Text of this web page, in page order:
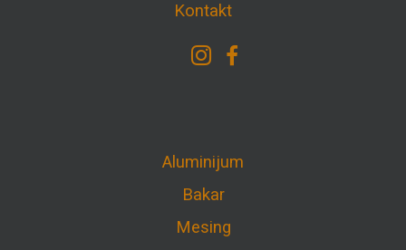
Kontakt
Aluminijum
Bakar
Mesing